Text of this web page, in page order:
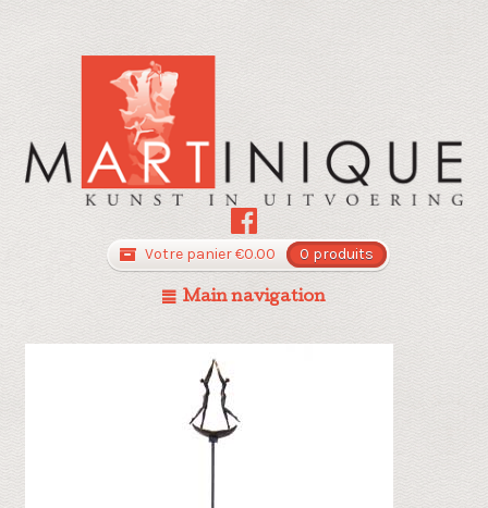
Votre panier€0.00 0 produits
Main navigation